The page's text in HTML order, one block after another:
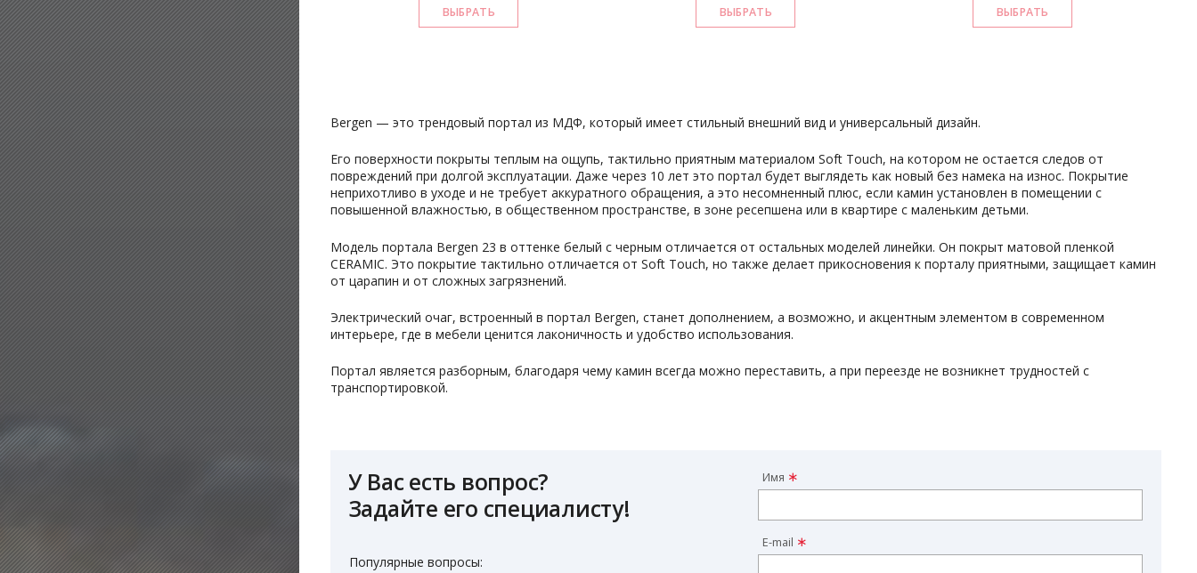
Bergen — это трендовый портал из МДФ, который имеет стильный внешний вид и универсальный дизайн.
Его поверхности покрыты теплым на ощупь, тактильно приятным материалом Soft Touch, на котором не остается следов от
повреждений при долгой эксплуатации. Даже через 10 лет это портал будет выглядеть как новый без намека на износ. Покрытие
неприхотливо в уходе и не требует аккуратного обращения, а это несомненный плюс, если камин установлен в помещении с
повышенной влажностью, в общественном пространстве, в зоне ресепшена или в квартире с маленьким детьми.
Модель портала Bergen 23 в оттенке белый с черным отличается от остальных моделей линейки. Он покрыт матовой пленкой
CERAMIC. Это покрытие тактильно отличается от Soft Touch, но также делает прикосновения к порталу приятными, защищает камин
от царапин и от сложных загрязнений.
Электрический очаг, встроенный в портал Bergen, станет дополнением, а возможно, и акцентным элементом в современном
интерьере, где в мебели ценится лаконичность и удобство использования.
Портал является разборным, благодаря чему камин всегда можно переставить, а при переезде не возникнет трудностей с
транспортировкой.
У Вас есть вопрос?
Задайте его специалисту!
Популярные вопросы:
Имя
E-mail